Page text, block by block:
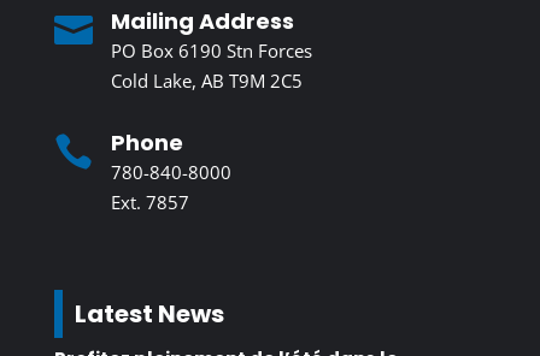
 Mailing Address
PO Box 6190 Stn Forces
Cold Lake, AB T9M 2C5
 Phone
780-840-8000
Ext. 7857
Latest News